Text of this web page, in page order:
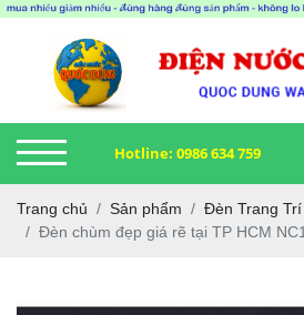
Hotline: 0986 634 759
Trang chủ Sản phẩm Đèn Trang Trí
Đèn chùm đẹp giá rẽ tại TP HCM